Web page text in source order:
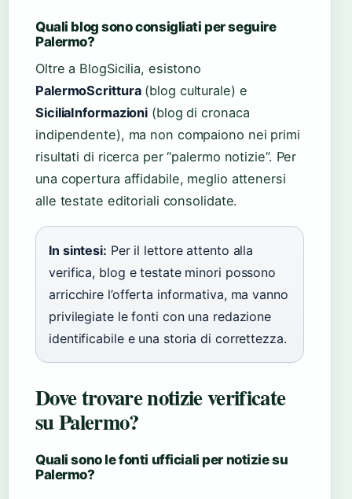
Quali blog sono consigliati per seguire
Palermo?
Oltre a BlogSicilia, esistono
PalermoScrittura(blog culturale) e
SiciliaInformazioni (blog di cronaca
indipendente), ma non compaiono nei primi
risultati di ricerca per “palermo notizie”. Per
una copertura affidabile, meglio attenersi
alle testate editoriali consolidate.
In sintesi: Per il lettore attento alla
verifica, blog e testate minori possono
arricchire l’offerta informativa, ma vanno
privilegiate le fonti con una redazione
identificabile e una storia di correttezza.
Dove trovare notizie verificate
su Palermo?
Quali sono le fonti ufficiali per notizie su
Palermo?